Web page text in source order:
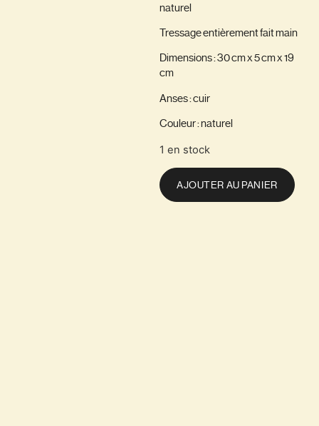
naturel
Tressage entièrement fait main
Dimensions : 30 cm x 5 cm x 19
cm
Anses : cuir
Couleur : naturel
1 en stock
AJOUTER AU PANIER